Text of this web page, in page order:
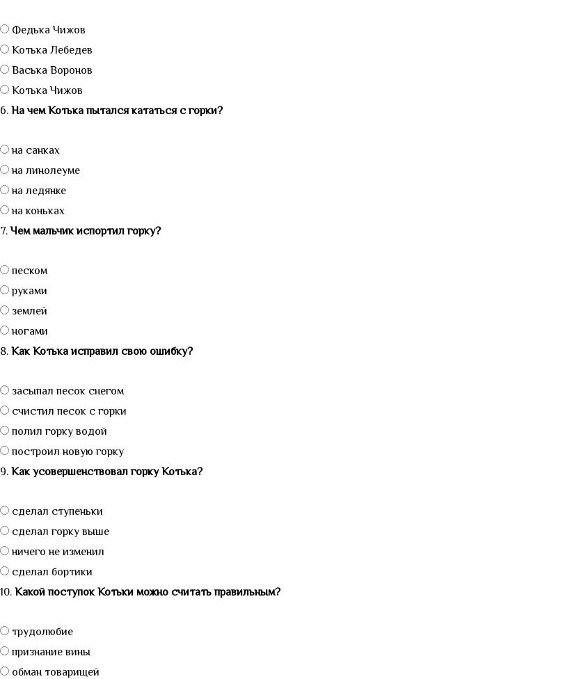
Федька Чижов
Котька Лебедев
Васька Воронов
Котька Чижов
6. На чем Котька пытался кататься с горки?
на санках
на линолеуме
на ледянке
на коньках
7.Чем мальчик испортил горку?
песком
руками
землей
ногами
8. Как Котька исправил свою ошибку?
засыпал песок снегом
счистил песок с горки
полил горку водой
построил новую горку
9. Как усовершенствовал горку Котька?
сделал ступеньки
сделал горку выше
ничего не изменил
сделал бортики
10. Какой поступок Котьки можно считать правильным?
трудолюбие
признание вины
обман товарищей